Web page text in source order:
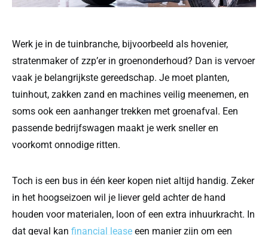
Werk je in de tuinbranche, bijvoorbeeld als hovenier,
stratenmaker of zzp’er in groenonderhoud? Dan is vervoer
vaak je belangrijkste gereedschap. Je moet planten,
tuinhout, zakken zand en machines veilig meenemen, en
soms ook een aanhanger trekken met groenafval. Een
passende bedrijfswagen maakt je werk sneller en
voorkomt onnodige ritten.
Toch is een bus in één keer kopen niet altijd handig. Zeker
in het hoogseizoen wil je liever geld achter de hand
houden voor materialen, loon of een extra inhuurkracht. In
dat geval kan financial lease een manier zijn om een